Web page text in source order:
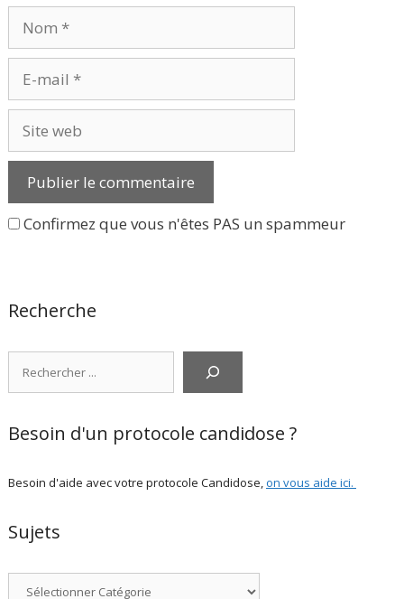
mail
web
Confirmez que vous n'êtes PAS un spammeur
Recherche
Besoin d'un protocole candidose ?
Besoin d'aide avec votre protocole Candidose,on vous aide ici.
Sujets